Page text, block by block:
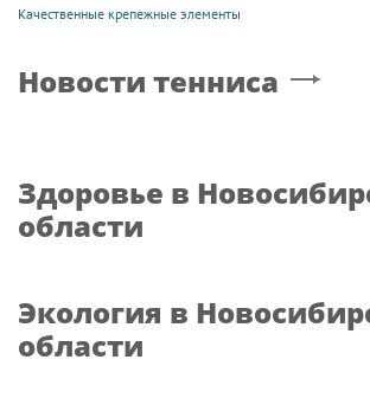
Качественные крепежные элементы
Новости тенниса
Здоровье в
области
Экология в
области